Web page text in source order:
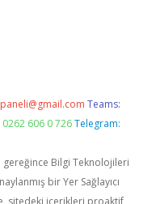
Teams:
606 0 726 Telegram:
gereğince Bilgi Teknolojileri
bir Yer Sağlayıcı
sitedeki içerikleri proaktif